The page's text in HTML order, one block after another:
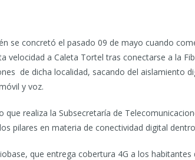
se concretó el pasado 09 de mayo cuando
velocidad a Caleta Tortel tras conectarse a la
de dicha localidad, sacando del aislamiento
y voz.
realiza la Subsecretaría de
pilares en materia de conectividad digital
que entrega cobertura 4G a los